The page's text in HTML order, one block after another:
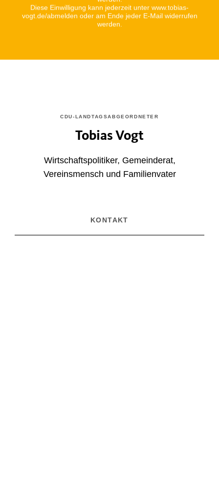
Diese Einwilligung kann jederzeit unter www.tobias-
vogt.de/abmelden oder am Ende jeder E-Mail widerrufen
werden.
CDU-LANDTAGSABGEORDNETER
Tobias Vogt
Wirtschaftspolitiker, Gemeinderat,
Vereinsmensch und Familienvater
KONTAKT